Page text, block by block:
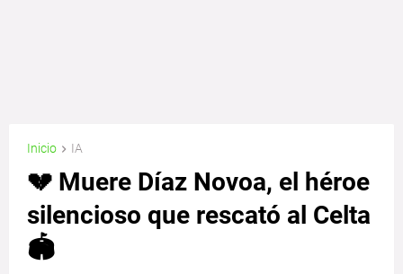
Inicio IA
💔 Muere Díaz Novoa, el héroe
silencioso que rescató al Celta
🏟️